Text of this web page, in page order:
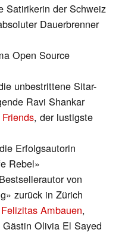
Satirikerin der Schweiz
Dauerbrenner
Open Source
unbestrittene Sitar-
Ravi Shankar
, der lustigste
Erfolgsautorin
Rebel»
von
zurück in Zürich
Ambauen,
Olivia El Sayed